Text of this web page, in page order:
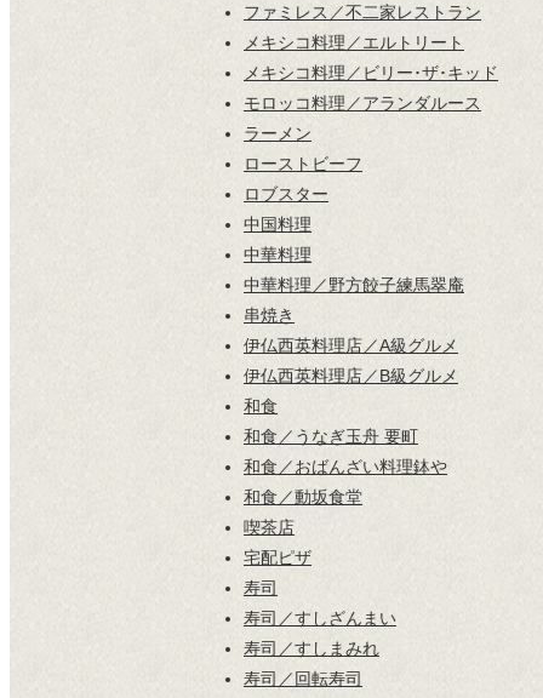
ファミレス／不二家レストラン
メキシコ料理／エルトリート
メキシコ料理／ビリー･ザ･キッド
モロッコ料理／アランダルース
ラーメン
ローストビーフ
ロブスター
中国料理
中華料理
中華料理／野方餃子練馬翠庵
串焼き
伊仏西英料理店／A級グルメ
伊仏西英料理店／B級グルメ
和食
和食／うなぎ玉舟 要町
和食／おばんざい料理鉢や
和食／動坂食堂
喫茶店
宅配ピザ
寿司
寿司／すしざんまい
寿司／すしまみれ
寿司／回転寿司